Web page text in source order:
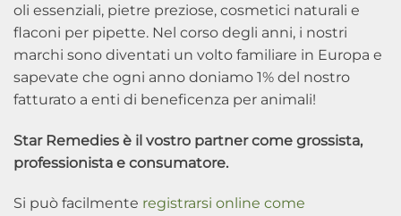
oli essenziali, pietre preziose, cosmetici naturali e
flaconi per pipette. Nel corso degli anni, i nostri
marchi sono diventati un volto familiare in Europa e
sapevate che ogni anno doniamo 1% del nostro
fatturato a enti di beneficenza per animali!
Star Remedies è il vostro partner come grossista,
professionista e consumatore.
Si può facilmente registrarsi online come